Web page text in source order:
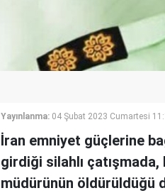
Yayınlanma: 04 Şubat 2023 Cumartesi
İran emniyet güçlerine
girdiği silahlı
müdürünün öldürüldüğü